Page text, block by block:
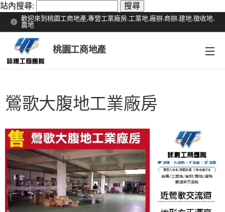
站內搜尋:
歡迎來到桃園工商地產,專營工業廠房.工業地.廠辦.商辦.建地.徵收地.
農地
桃園工商地產
鶯歌大腹地工業廠房